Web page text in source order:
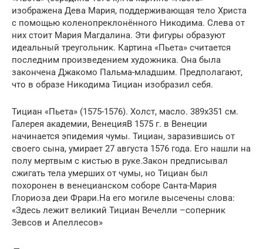
изображена Дева Мария, поддерживающая тело Христа
с помощью коленопреклонённого Никодима. Слева от
них стоит Мария Магдалина. Эти фигуры образуют
идеальный треугольник. Картина «Пьета» считается
последним произведением художника. Она была
закончена Джакомо Пальма-младшим. Предполагают,
что в образе Никодима Тициан изобразил себя.
Тициан «Пьета» (1575-1576). Холст, масло. 389х351 см.
Галерея академии, ВенецияВ 1575 г. в Венеции
начинается эпидемия чумы. Тициан, заразившись от
своего сына, умирает 27 августа 1576 года. Его нашли на
полу мертвым с кистью в руке.Закон предписывал
сжигать тела умерших от чумы, но Тициан был
похоронен в венецианском соборе Санта-Мария
Глориоза деи Фрари.На его могиле высечены слова:
«Здесь лежит великий Тициан Вечелли –соперник
Зевсов и Апеллесов»